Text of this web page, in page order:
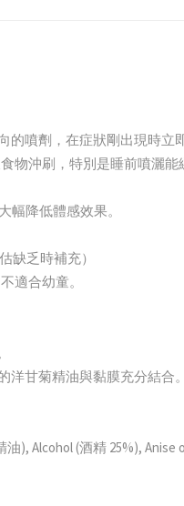
的噴劑，在症狀剛出現時立
物沖刷，特別是睡前噴灑能
幅降低體感效果。
缺乏時補充）
適合幼童。
洋甘菊精油與黏膜充分結合。
), Alcohol (酒精 25%),